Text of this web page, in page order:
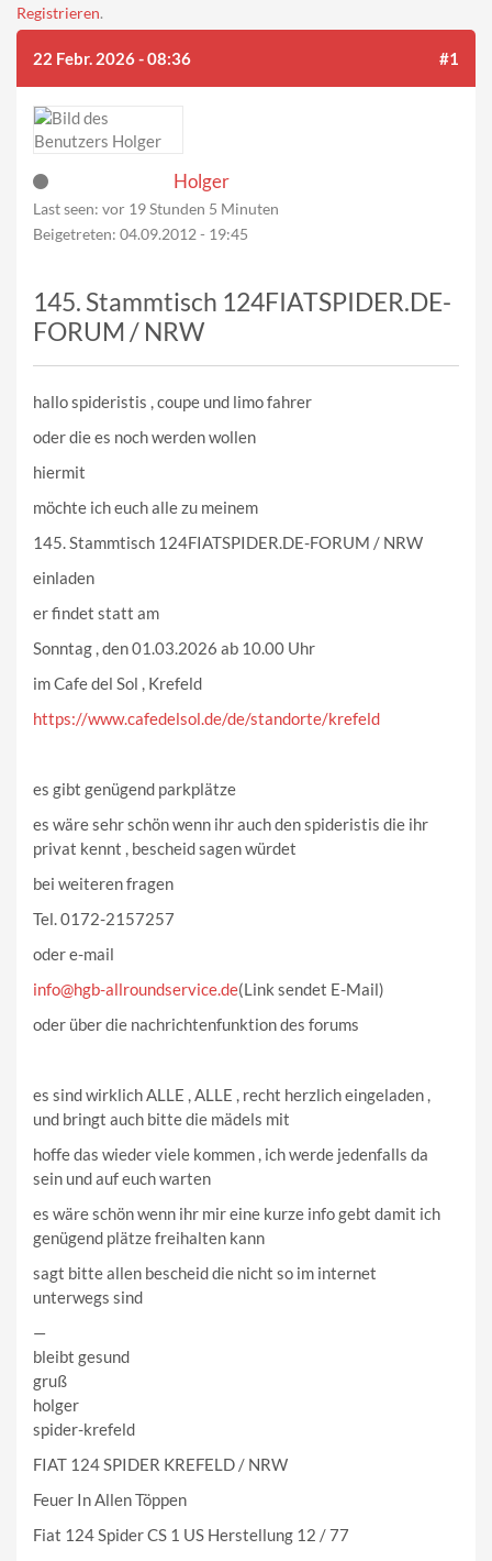
Registrieren.
22 Febr. 2026 - 08:36 #1
Holger
Last seen: vor 19 Stunden 5 Minuten
Beigetreten: 04.09.2012 - 19:45
145. Stammtisch 124FIATSPIDER.DE-
FORUM / NRW
hallo spideristis , coupe und limo fahrer
oder die es noch werden wollen
hiermit
möchte ich euch alle zu meinem
145. Stammtisch 124FIATSPIDER.DE-FORUM / NRW
einladen
er findet statt am
Sonntag , den 01.03.2026 ab 10.00 Uhr
im Cafe del Sol , Krefeld
https://www.cafedelsol.de/de/standorte/krefeld
es gibt genügend parkplätze
es wäre sehr schön wenn ihr auch den spideristis die ihr
privat kennt , bescheid sagen würdet
bei weiteren fragen
Tel. 0172-2157257
oder e-mail
info@hgb-allroundservice.de(Link sendet E-Mail)
oder über die nachrichtenfunktion des forums
es sind wirklich ALLE , ALLE , recht herzlich eingeladen ,
und bringt auch bitte die mädels mit
hoffe das wieder viele kommen , ich werde jedenfalls da
sein und auf euch warten
es wäre schön wenn ihr mir eine kurze info gebt damit ich
genügend plätze freihalten kann
sagt bitte allen bescheid die nicht so im internet
unterwegs sind
—
bleibt gesund
gruß
holger
spider-krefeld
FIAT 124 SPIDER KREFELD / NRW
Feuer In Allen Töppen
Fiat 124 Spider CS 1 US Herstellung 12 / 77